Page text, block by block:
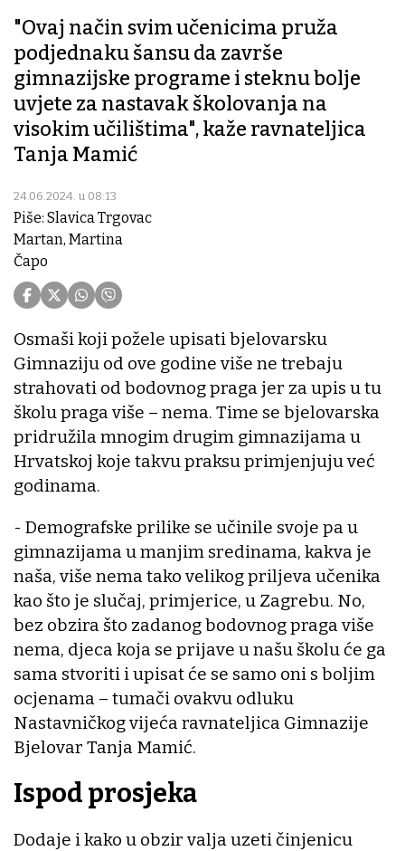
"Ovaj način svim učenicima pruža
podjednaku šansu da završe
gimnazijske programe i steknu bolje
uvjete za nastavak školovanja na
visokim učilištima", kaže ravnateljica
Tanja Mamić
24.06.2024. u 08:13
Piše: Slavica Trgovac
Martan, Martina
Čapo
Osmaši koji požele upisati bjelovarsku
Gimnaziju od ove godine više ne trebaju
strahovati od bodovnog praga jer za upis u tu
školu praga više – nema. Time se bjelovarska
pridružila mnogim drugim gimnazijama u
Hrvatskoj koje takvu praksu primjenjuju već
godinama.
- Demografske prilike se učinile svoje pa u
gimnazijama u manjim sredinama, kakva je
naša, više nema tako velikog priljeva učenika
kao što je slučaj, primjerice, u Zagrebu. No,
bez obzira što zadanog bodovnog praga više
nema, djeca koja se prijave u našu školu će ga
sama stvoriti i upisat će se samo oni s boljim
ocjenama – tumači ovakvu odluku
Nastavničkog vijeća ravnateljica Gimnazije
Bjelovar Tanja Mamić.
Ispod prosjeka
Dodaje i kako u obzir valja uzeti činjenicu